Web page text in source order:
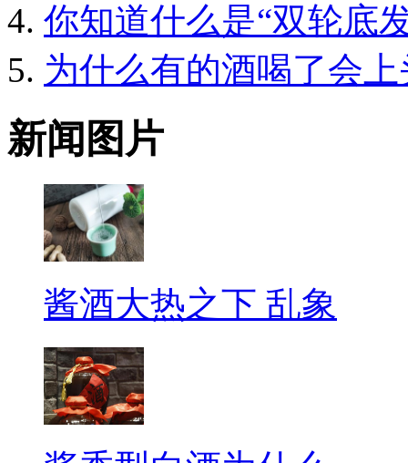
你知道什么是“双轮底
为什么有的酒喝了会
新闻图片
酱酒大热之下 乱象